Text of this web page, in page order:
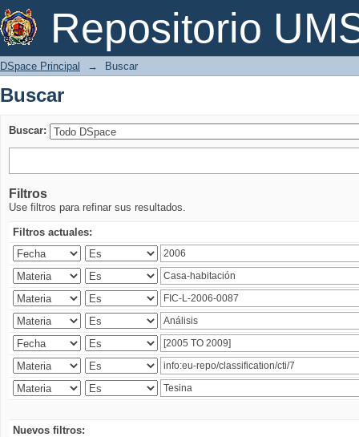
Repositorio
Buscar
DSpace Principal → Buscar
Buscar
Buscar:
Filtros
Use filtros para refinar sus resultados.
Filtros actuales:
Nuevos filtros: